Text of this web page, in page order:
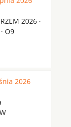
2026 ·
O9
2026